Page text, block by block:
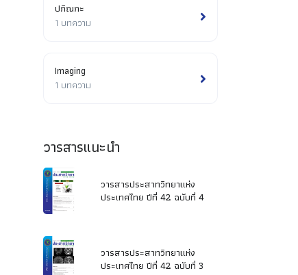
ปกิณกะ
1 บทความ
Imaging
1 บทความ
วารสารแนะนำ
วารสารประสาทวิทยาแห่ง
ประเทศไทย ปีที่ 42 ฉบับที่ 4
วารสารประสาทวิทยาแห่ง
ประเทศไทย ปีที่ 42 ฉบับที่ 3